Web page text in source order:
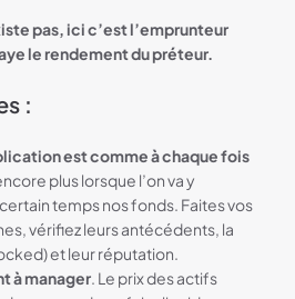
pas, ici c’est l’emprunteur
le rendement du préteur.
:
estcomme à chaque fois
plus lorsque l’on va y
temps nos fonds. Faites vos
vérifiez leurs antécédents, la
et leur réputation.
à manager. Le prix des actifs